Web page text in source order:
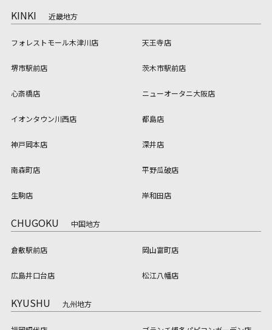
KINKI 近畿地方
フォレストモール木津川店 天王寺店
堺市駅前店 茨木市駅前店
心斎橋店 ニューオータニ大阪店
イオンタウン川西店 都島店
神戸岡本店 深井店
南森町店 平野瓜破店
生駒店 岸和田店
CHUGOKU 中国地方
倉敷駅前店 岡山富町店
広島井口台店 松江八幡店
KYUSHU 九州地方